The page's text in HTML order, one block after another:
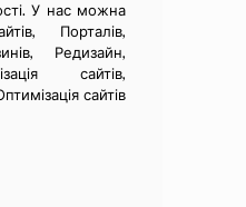
У нас можна
Порталів,
Редизайн,
сайтів,
сайтів